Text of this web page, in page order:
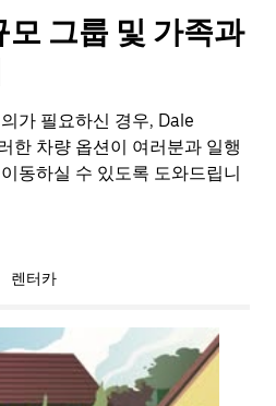
그룹 및 가족과
가 필요하신 경우, Dale
한 차량 옵션이 여러분과 일행
동하실 수 있도록 도와드립니
렌터카